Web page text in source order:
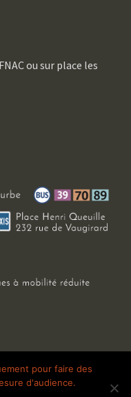
ou sur place les
| Mentions légales
pour faire des
d'audience.